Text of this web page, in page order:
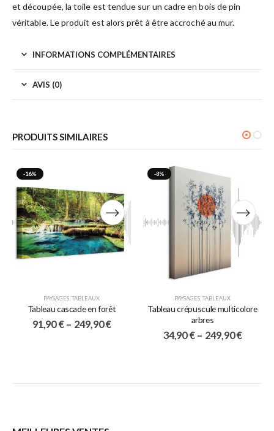
et découpée, la toile est tendue sur un cadre en bois de pin
véritable. Le produit est alors prêt à être accroché au mur.
INFORMATIONS COMPLÉMENTAIRES
AVIS (0)
PRODUITS SIMILAIRES
-16%
PAYSAGES,TABLEAUX
Tableau cascade en forêt
91,90€ – 249,90€
-8%
PAYSAGES,TABLEAUX
Tableau crépuscule multicolore
arbres
34,90€ – 249,90€